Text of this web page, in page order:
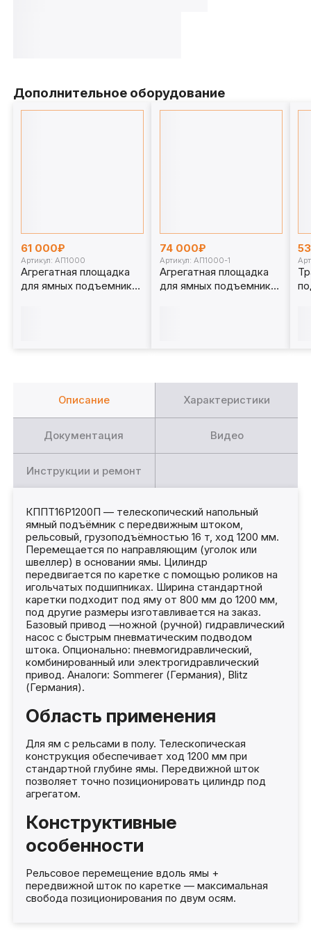
Дополнительное оборудование
61 000₽
Артикул: АП1000
Агрегатная площадка
для ямных подъемников
74 000₽
Артикул: АП1000-1
Агрегатная площадка
для ямных подъемников
Описание Характеристики
Документация Видео
Инструкции и ремонт
КППТ16Р1200П — телескопический напольный
ямный подъёмник с передвижным штоком,
рельсовый, грузоподъёмностью 16 т, ход 1200 мм.
Перемещается по направляющим (уголок или
швеллер) в основании ямы. Цилиндр
передвигается по каретке с помощью роликов на
игольчатых подшипниках. Ширина стандартной
каретки подходит под яму от 800 мм до 1200 мм,
под другие размеры изготавливается на заказ.
Базовый привод —ножной (ручной) гидравлический
насос с быстрым пневматическим подводом
штока. Опционально: пневмогидравлический,
комбинированный или электрогидравлический
привод. Аналоги: Sommerer (Германия), Blitz
(Германия).
Область применения
Для ям с рельсами в полу. Телескопическая
конструкция обеспечивает ход 1200 мм при
стандартной глубине ямы. Передвижной шток
позволяет точно позиционировать цилиндр под
агрегатом.
Конструктивные
особенности
Рельсовое перемещение вдоль ямы +
передвижной шток по каретке — максимальная
свобода позиционирования по двум осям.